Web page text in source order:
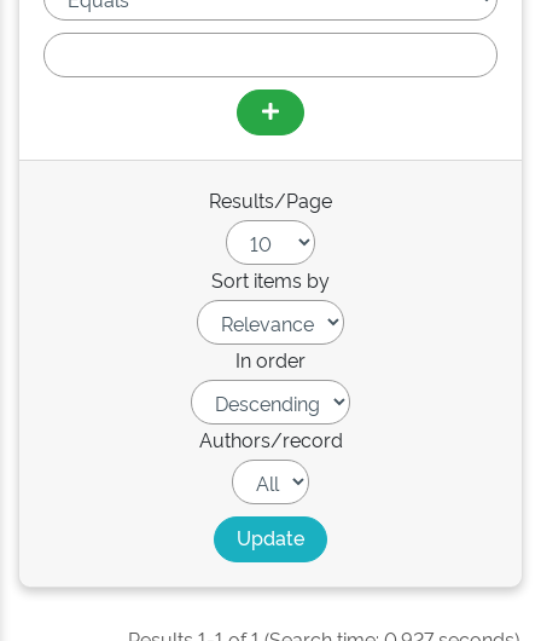
Results/Page
Sort items by
In order
Authors/record